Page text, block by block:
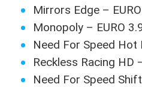
Mirrors Edge –
Monopoly – EURO
Need For Speed Hot
Reckless Racing HD
Need For Speed